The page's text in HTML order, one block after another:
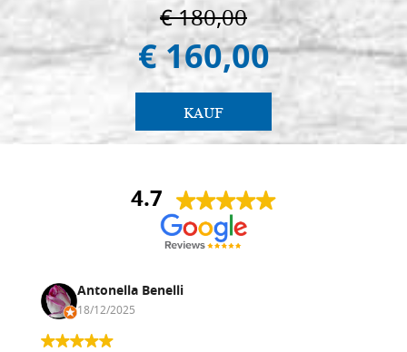
€ 180,00
€ 160,00
KAUF
4.7
Antonella Benelli
18/12/2025